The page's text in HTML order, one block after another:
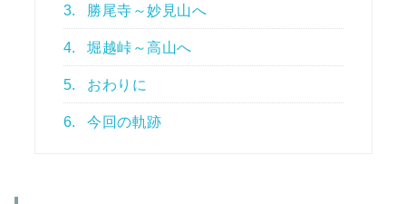
3. 勝尾寺～妙見山へ
4. 堀越峠～高山へ
5. おわりに
6. 今回の軌跡